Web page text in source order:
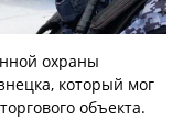
охраны
который мог
объекта.